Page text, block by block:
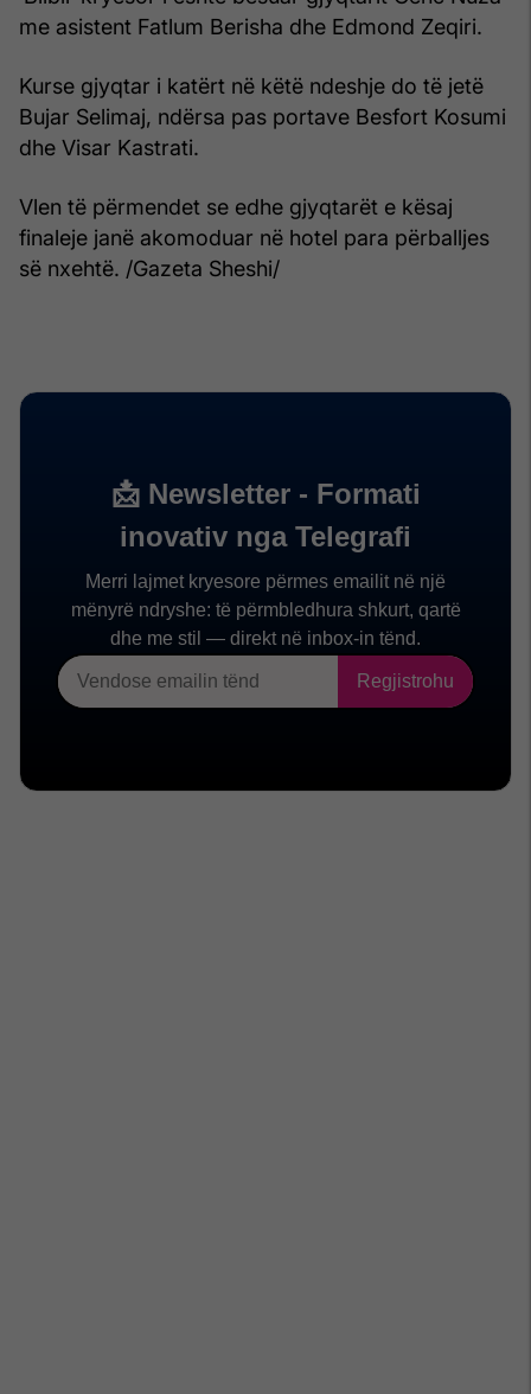
me asistent Fatlum Berisha dhe Edmond Zeqiri.
Kurse gjyqtar i katërt në këtë ndeshje do të jetë
Bujar Selimaj, ndërsa pas portave Besfort Kosumi
dhe Visar Kastrati.
Vlen të përmendet se edhe gjyqtarët e kësaj
finaleje janë akomoduar në hotel para përballjes
së nxehtë. /Gazeta Sheshi/